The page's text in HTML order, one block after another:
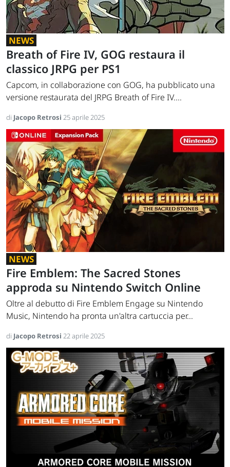
NEWS
Breath of Fire IV, GOG restaura il
classico JRPG per PS1
Capcom, in collaborazione con GOG, ha pubblicato una
versione restaurata del JRPG Breath of Fire IV....
di Jacopo Retrosi 25 aprile 2025
NEWS
Fire Emblem: The Sacred Stones
approda su Nintendo Switch Online
Oltre al debutto di Fire Emblem Engage su Nintendo
Music, Nintendo ha pronta un'altra cartuccia per...
di Jacopo Retrosi 22 aprile 2025